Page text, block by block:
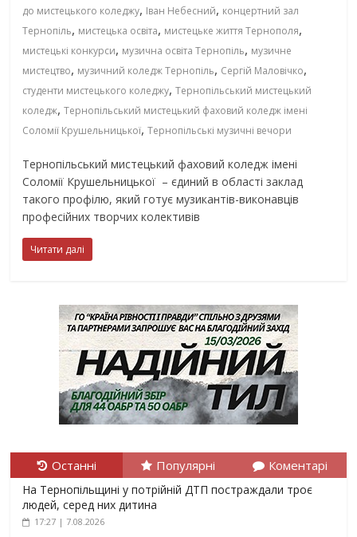
до мистецького коледжу, Іван Небесний, концертний зал
Тернопіль, мистецька освіта, мистецьке життя Тернополя,
мистецькі конкурси, музична освіта Тернопіль, музичне
мистецтво, музичний коледж Тернопіль, Сергій Маловічко,
студенти мистецького коледжу,Тернопільський мистецький
коледж,Тернопільський мистецький фаховий коледж імені
Соломії Крушельницької,Тернопільські музичні вечори
Тернопільський мистецький фаховий коледж імені
Соломії Крушельницької – єдиний в області заклад
такого профілю, який готує музикантів-виконавців
професійних творчих колективів
Читати далі
Останні Популярні Коментарі
На Тернопільщині у потрійній ДТП постраждали троє
людей, серед них дитина
17:27 | 7.08.2026